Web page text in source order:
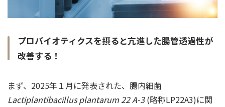
プロバイオティクスを摂ると亢進した腸管透過性が
改善する！
まず、2025年１月に発表された、腸内細菌
Lactiplantibacillus plantarum 22 A-3(略称LP22A3)に関